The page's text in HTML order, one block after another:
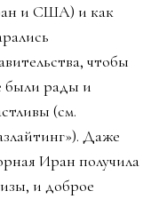
появился 887-
пост Джанни о
как ничтожны
и каким
был
Как не было
издевательств
как фифа нации